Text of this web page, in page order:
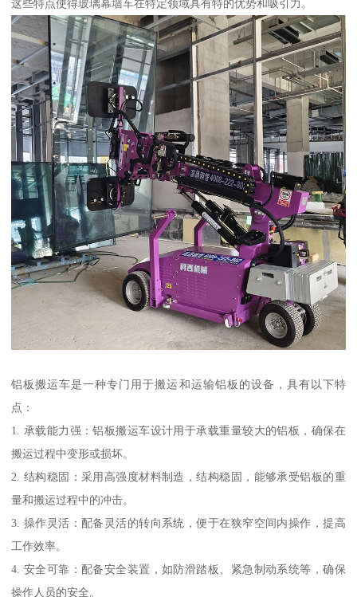
这些特点使得玻璃幕墙车在特定领域具有特的优势和吸引力。
铝板搬运车是一种专门用于搬运和运输铝板的设备，具有以下特
点：
1. 承载能力强：铝板搬运车设计用于承载重量较大的铝板，确保在
搬运过程中变形或损坏。
2. 结构稳固：采用高强度材料制造，结构稳固，能够承受铝板的重
量和搬运过程中的冲击。
3. 操作灵活：配备灵活的转向系统，便于在狭窄空间内操作，提高
工作效率。
4. 安全可靠：配备安全装置，如防滑踏板、紧急制动系统等，确保
操作人员的安全。